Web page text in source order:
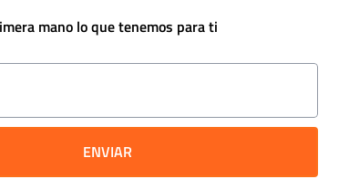
mano lo que tenemos para ti
ENVIAR